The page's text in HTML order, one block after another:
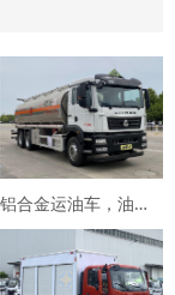
铝合金运油车，油罐车，楚胜汽车集团